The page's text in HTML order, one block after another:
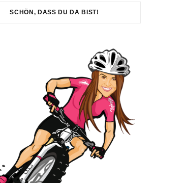
SCHÖN, DASS DU DA BIST!